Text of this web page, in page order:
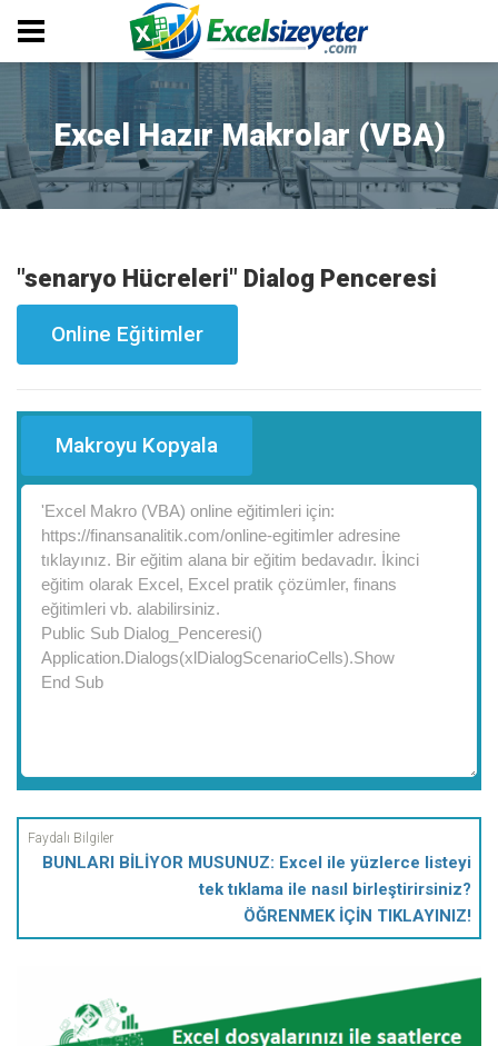
Excel Hazır Makrolar (VBA)
"senaryo Hücreleri" Dialog Penceresi
Online Eğitimler
Makroyu Kopyala
BUNLARI BİLİYOR MUSUNUZ: Excel ile yüzlerce listeyi
tek tıklama ile nasıl birleştirirsiniz?
ÖĞRENMEK İÇİN TIKLAYINIZ!